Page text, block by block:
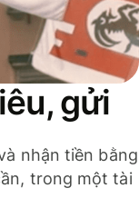
gửi
nhận tiền bằng
trong một tài